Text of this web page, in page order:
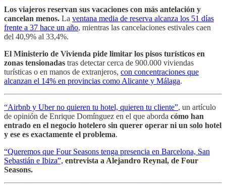
Los viajeros reservan sus vacaciones con más antelación y
cancelan menos. La ventana media de reserva alcanza los 51 días
frente a 37 hace un año, mientras las cancelaciones estivales caen
del 40,9% al 33,4%.
El Ministerio de Vivienda pide limitar los pisos turísticos en
zonas tensionadas tras detectar cerca de 900.000 viviendas
turísticas o en manos de extranjeros, con concentraciones que
alcanzan el 14% en provincias como Alicante y Málaga.
“Airbnb y Uber no quieren tu hotel, quieren tu cliente”, un artículo
de opinión de Enrique Domínguez en el que aborda cómo han
entrado en el negocio hotelero sin querer operar ni un solo hotel
y ese es exactamente el problema.
“Queremos que Four Seasons tenga presencia en Barcelona, San
Sebastián e Ibiza”, entrevista a Alejandro Reynal, de Four
Seasons.